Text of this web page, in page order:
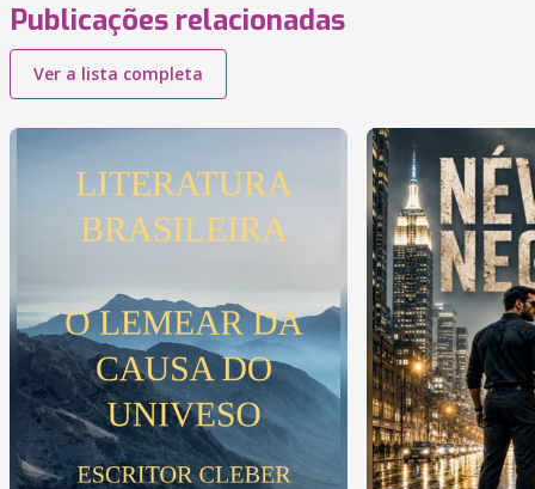
Publicações relacionadas
Ver a lista completa